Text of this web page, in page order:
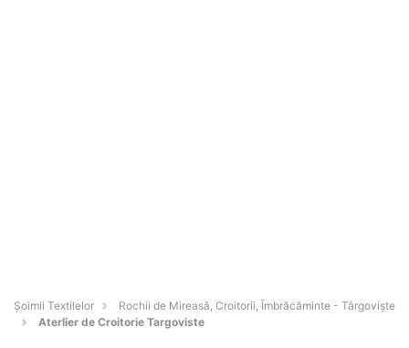
Șoimii Textilelor
Rochii de Mireasă, Croitorii, Îmbrăcăminte - Târgovişte
Aterlier de Croitorie Targoviste